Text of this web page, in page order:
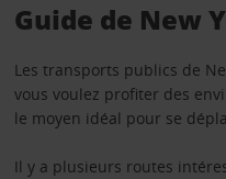
Guide de New
Les transports publics de
vous voulez profiter des
le moyen idéal pour se
Il y a plusieurs routes